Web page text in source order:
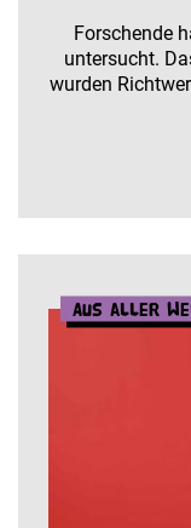
Forschende
untersucht.
wurden
Aus aller